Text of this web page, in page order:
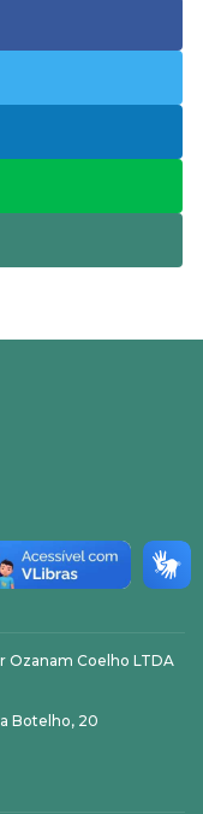
Ozanam Coelho LTDA
Botelho, 20